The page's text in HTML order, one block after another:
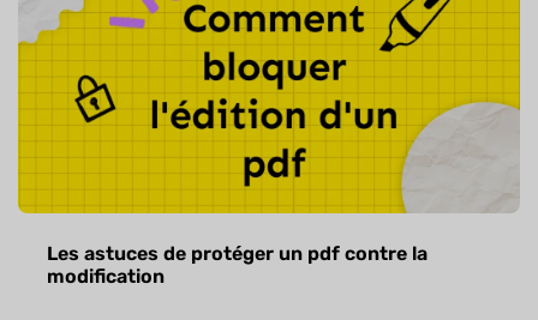
Les astuces de protéger un pdf contre la
modification